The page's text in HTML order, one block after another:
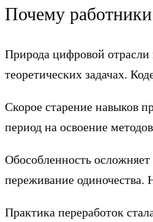
Почему
Природа цифровой отрасли
теоретических задачах.
Скорое старение навыков
период на освоение
Обособленность
переживание одиночества.
Практика переработок